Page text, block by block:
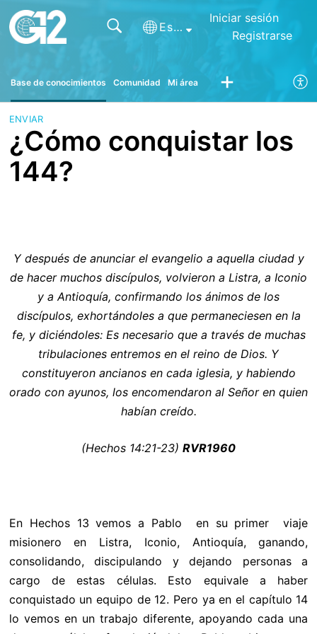
Español (España)
Iniciar sesión
Registrarse
Base de conocimientos Comunidad Mi área
ENVIAR
¿Cómo conquistar los
144?
Y después de anunciar el evangelio a aquella ciudad y
de hacer muchos discípulos, volvieron a Listra, a Iconio
y a Antioquía, confirmando los ánimos de los
discípulos, exhortándoles a que permaneciesen en la
fe, y diciéndoles: Es necesario que a través de muchas
tribulaciones entremos en el reino de Dios. Y
constituyeron ancianos en cada iglesia, y habiendo
orado con ayunos, los encomendaron al Señor en quien
habían creído.
(Hechos 14:21-23) RVR1960
En Hechos 13 vemos a Pablo en su primer viaje
misionero en Listra, Iconio, Antioquía, ganando,
consolidando, discipulando y dejando personas a
cargo de estas células. Esto equivale a haber
conquistado un equipo de 12. Pero ya en el capítulo 14
lo vemos en un trabajo diferente, apoyando cada una